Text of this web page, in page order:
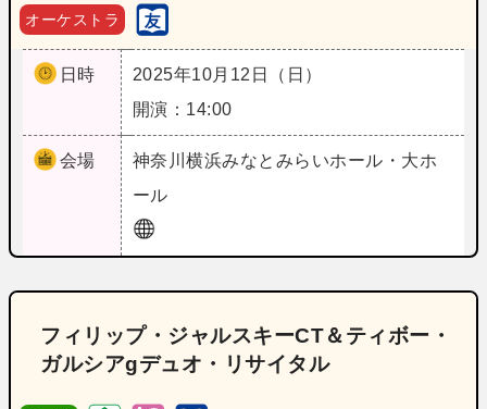
オーケストラ
日時
2025年10月12日（日）
開演：14:00
会場 神奈川横浜みなとみらいホール・大ホ
ール
フィリップ・ジャルスキーCT＆ティボー・
ガルシアgデュオ・リサイタル